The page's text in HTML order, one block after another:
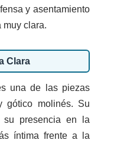
y asentamiento
muy clara.
Clara
una de las piezas
gótico molinés. Su
su presencia en la
íntima frente a la